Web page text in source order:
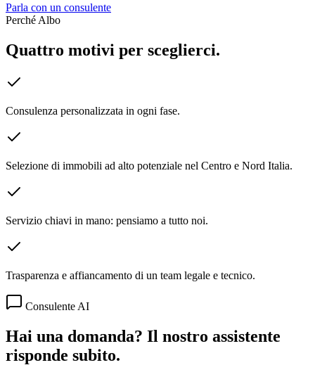
Parla con un consulente
Perché Albo
Quattro motivi per sceglierci.
Consulenza personalizzata in ogni fase.
Selezione di immobili ad alto potenziale nel Centro e Nord Italia.
Servizio chiavi in mano: pensiamo a tutto noi.
Trasparenza e affiancamento di un team legale e tecnico.
Consulente AI
Hai una domanda? Il nostro assistente
risponde subito.